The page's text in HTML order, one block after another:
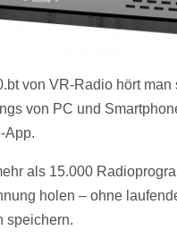
von VR-Radio hört
von PC und
App.
als 15.000
holen – ohne
speichern.